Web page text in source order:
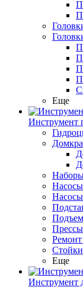
Еще
Инструмент
Ремонт
Еще
Инструмент